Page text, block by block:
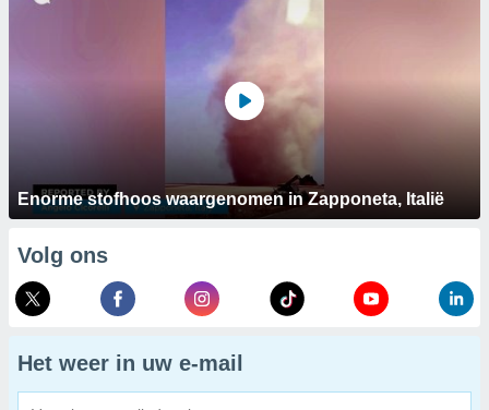
Enorme stofhoos waargenomen in Zapponeta, Italië
Volg ons
Het weer in uw e-mail